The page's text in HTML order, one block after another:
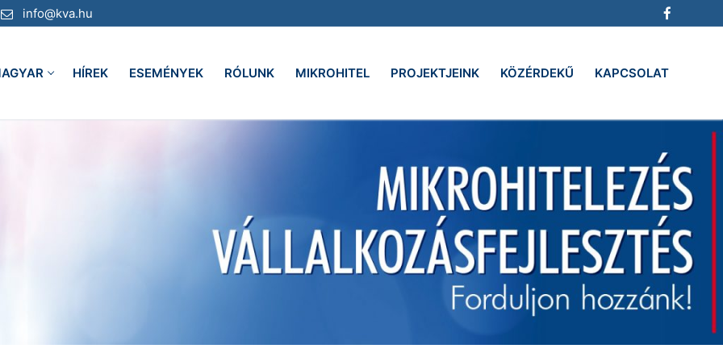
info@kva.hu
HÍREK ESEMÉNYEK RÓLUNK MIKROHITEL PROJEKTJEINK KÖZÉRDEKŰ KAPCSOLAT